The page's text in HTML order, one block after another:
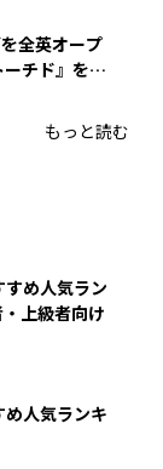
全英オープ
チド』を投
もっと読む
め人気ラン
上級者向け
人気ランキ